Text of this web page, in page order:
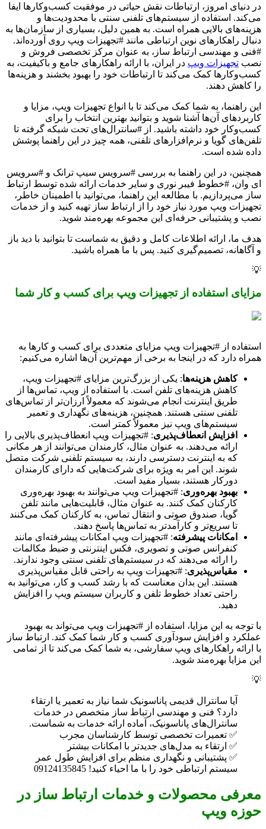
در دنیای امروز، ارتباطات نقش حیاتی در موفقیت کسب‌وکارها ایفا
می‌کند. استفاده از سیستم‌های تلفنی سنتی با محدودیت‌ها و
هزینه‌های بالایی همراه است. به همین دلیل، بسیاری از سازمان‌ها به
دنبال راهکارهای نوین ارتباطی مانند #تجهیزات ویپ روی آورده‌اند.
#فنی و مهندسی ارتباط ساز، به عنوان مرکز تخصصی فروش و
نصب تجهیزات ویپ در ایران، با ارائه راهکارهای جامع و باکیفیت، به
کسب‌وکارها کمک می‌کند تا ارتباطات خود را بهبود بخشند و هزینه‌ها
را کاهش دهند.
این راهنما، به شما کمک می‌کند تا با انواع تجهیزات ویپ، مزایا و
کاربردهای آن‌ها آشنا شوید و بتوانید بهترین انتخاب را برای
کسب‌وکار خود داشته باشید. از #سانترال‌های تحت شبکه گرفته تا
تلفن‌های گویا و نرم‌افزارهای تلفنی، همه چیز در این راهنما پوشش
داده شده است.
همچنین، در این راهنما به بررسی #سرویس سیپ ترانک و #سرویس
ای وان، #خطوط فیبر نوری و سایر خدمات ارائه شده توسط ارتباط
ساز می‌پردازیم. با مطالعه این راهنما، می‌توانید با اطمینان خاطر،
تجهیزات ویپ مورد نیاز خود را از ارتباط ساز تهیه کنید و از خدمات
نصب و پشتیبانی حرفه‌ای این مجموعه بهره‌مند شوید.
هدف ما، ارائه اطلاعات کامل و دقیق به شماست تا بتوانید با دید باز
و آگاهانه، تصمیم‌گیری کنید. پس با ما همراه باشید.
💡
مزایای استفاده از تجهیزات ویپ برای کسب و کار شما
استفاده از #تجهیزات ویپ مزایای متعددی برای کسب و کارها به
همراه دارد که در اینجا به برخی از مهم‌ترین آن‌ها اشاره می‌کنیم:
کاهش هزینه‌ها: یکی از بزرگ‌ترین مزایای #تجهیزات ویپ،
کاهش هزینه‌های تلفن است. با استفاده از ویپ، تماس‌ها از
طریق اینترنت انجام می‌شوند که معمولاً ارزان‌تر از تماس‌های
تلفنی سنتی هستند. همچنین، هزینه‌های نگهداری و تعمیر
سیستم‌های ویپ نیز معمولاً کمتر است.
افزایش انعطاف‌پذیری: #تجهیزات ویپ انعطاف‌پذیری بالایی را
ارائه می‌دهند. به عنوان مثال، کارمندان می‌توانند از هر مکانی
که به اینترنت دسترسی دارند، به سیستم تلفنی شرکت متصل
شوند. این امر به ویژه برای شرکت‌هایی که دارای کارمندان
دورکار هستند، بسیار مفید است.
بهبود بهره‌وری: #تجهیزات ویپ می‌توانند به بهبود بهره‌وری
کارکنان کمک کنند. به عنوان مثال، قابلیت‌هایی مانند تلفن
گویا، صندوق صوتی و انتقال تماس، به کارکنان کمک می‌کنند
تا سریع‌تر و کارآمدتر به تماس‌ها پاسخ دهند.
امکانات پیشرفته: #تجهیزات ویپ امکانات پیشرفته‌ای مانند
کنفرانس صوتی و تصویری، فکس اینترنتی و ضبط مکالمات
را ارائه می‌دهند که در سیستم‌های تلفنی سنتی وجود ندارند.
مقیاس‌پذیری: #تجهیزات ویپ به راحتی قابل مقیاس‌پذیری
هستند. این بدان معناست که با رشد کسب و کار، می‌توانید به
راحتی تعداد خطوط تلفن و کاربران سیستم ویپ را افزایش
دهید.
با توجه به این مزایا، استفاده از #تجهیزات ویپ می‌تواند به بهبود
عملکرد و افزایش سودآوری کسب و کار شما کمک کند. ارتباط ساز
با ارائه راهکارهای ویپ سفارشی، به شما کمک می‌کند تا از تمامی
این مزایا بهره‌مند شوید.
💡
آیا سانترال قدیمی پاناسونیک شما نیاز به تعمیر یا ارتقاء
دارد؟ فنی و مهندسی ارتباط ساز متخصص در خدمات
سانترال‌های پاناسونیک، آماده ارائه خدمات به شماست.
✅ تعمیرات تخصصی توسط کارشناسان مجرب
✅ ارتقاء به مدل‌های جدیدتر با امکانات بیشتر
✅ پشتیبانی و نگهداری منظم برای افزایش طول عمر
سیستم ارتباطی خود را با ما احیاء کنید! 09124135845
معرفی محصولات و خدمات ارتباط ساز در
حوزه ویپ